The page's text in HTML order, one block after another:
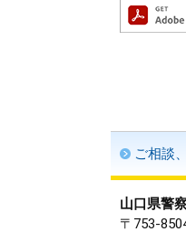
ご相談
山口県警
〒753-